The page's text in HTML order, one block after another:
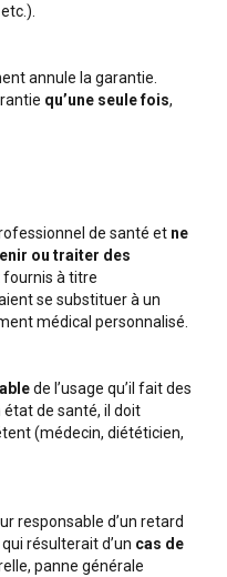
annule la garantie.
qu’une seule fois,
de santé et ne
ou traiter des
fournis à titre
se substituer à un
médical personnalisé.
de l’usage qu’il fait des
état de santé, il doit
(médecin, diététicien,
responsable d’un retard
résulterait d’un cas de
panne générale